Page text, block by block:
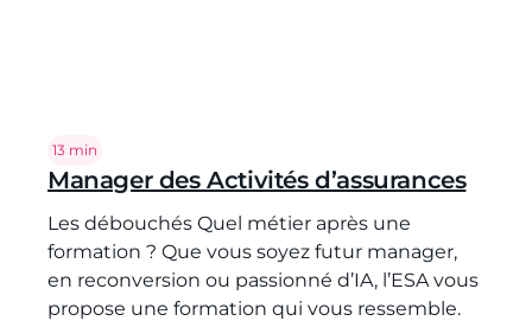
Temps de lecture :
13 min
Manager des Activités d’assurances
Les débouchés Quel métier après une
formation ? Que vous soyez futur manager,
en reconversion ou passionné d’IA, l’ESA vous
propose une formation qui vous ressemble.